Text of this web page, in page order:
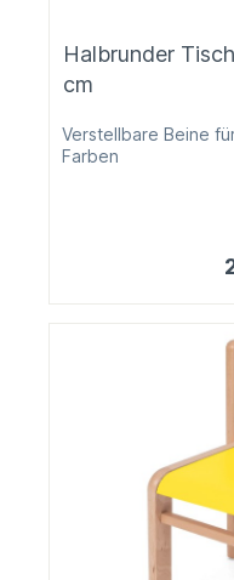
Halbrunder
cm
Verstellbare Beine
Farben